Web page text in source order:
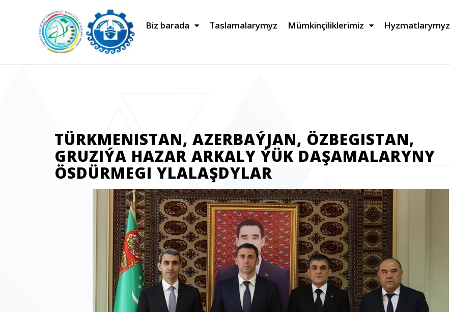
Biz barada Taslamalarymyz Mümkinçiliklerimiz Hyzmatlarymyz
TÜRKMENISTAN, AZERBAÝJAN, ÖZBEGISTAN,
GRUZIÝA HAZAR ARKALY ÝÜK DAŞAMALARYNY
ÖSDÜRMEGI YLALAŞDYLAR